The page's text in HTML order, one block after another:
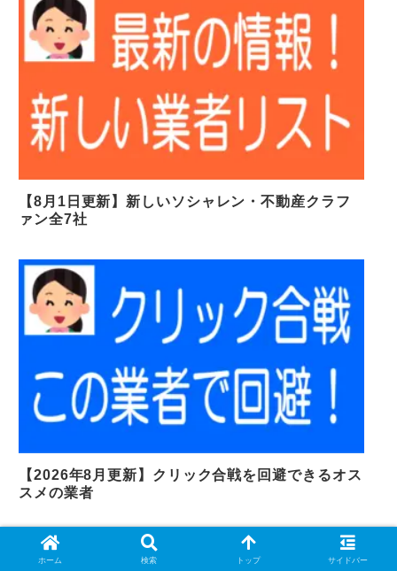
【8月1日更新】新しいソシャレン・不動産クラフ
ァン全7社
【2026年8月更新】クリック合戦を回避できるオス
スメの業者
ランキングに参加しています
ホーム 検索 トップ サイドバー